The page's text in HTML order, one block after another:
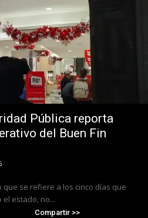
Pública reporta
del Buen Fin
se refiere a los cinco días que
el estado, no...
Compartir >>